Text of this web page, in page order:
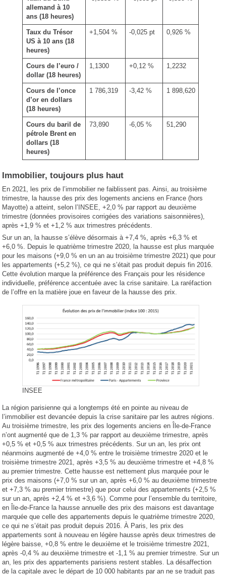
allemand à 10
ans (18 heures)
Taux du Trésor
US à 10 ans (18
heures)
+1,504 % -0,025 pt 0,926 %
Cours de l’euro /
dollar (18 heures)
1,1300 +0,12 % 1,2232
Cours de l’once
d’or en dollars
(18 heures)
1 786,319 -3,42 % 1 898,620
Cours du baril de
pétrole Brent en
dollars (18
heures)
73,890 -6,05 % 51,290
Immobilier, toujours plus haut
En 2021, les prix de l’immobilier ne faiblissent pas. Ainsi, au troisième
trimestre, la hausse des prix des logements anciens en France (hors
Mayotte) a atteint, selon l’INSEE, +2,0 % par rapport au deuxième
trimestre (données provisoires corrigées des variations saisonnières),
après +1,9 % et +1,2 % aux trimestres précédents.
Sur un an, la hausse s’élève désormais à +7,4 %, après +6,3 % et
+6,0 %. Depuis le quatrième trimestre 2020, la hausse est plus marquée
pour les maisons (+9,0 % en un an au troisième trimestre 2021) que pour
les appartements (+5,2 %), ce qui ne s’était pas produit depuis fin 2016.
Cette évolution marque la préférence des Français pour les résidence
individuelle, préférence accentuée avec la crise sanitaire. La raréfaction
de l’offre en la matière joue en faveur de la hausse des prix.
INSEE
La région parisienne qui a longtemps été en pointe au niveau de
l’immobilier est devancée depuis la crise sanitaire par les autres régions.
Au troisième trimestre, les prix des logements anciens en Île-de-France
n’ont augmenté que de 1,3 % par rapport au deuxième trimestre, après
+0,5 % et +0,5 % aux trimestres précédents. Sur un an, les prix ont
néanmoins augmenté de +4,0 % entre le troisième trimestre 2020 et le
troisième trimestre 2021, après +3,5 % au deuxième trimestre et +4,8 %
au premier trimestre. Cette hausse est nettement plus marquée pour le
prix des maisons (+7,0 % sur un an, après +6,0 % au deuxième trimestre
et +7,3 % au premier trimestre) que pour celui des appartements (+2,5 %
sur un an, après +2,4 % et +3,6 %). Comme pour l’ensemble du territoire,
en Île-de-France la hausse annuelle des prix des maisons est davantage
marquée que celle des appartements depuis le quatrième trimestre 2020,
ce qui ne s’était pas produit depuis 2016. À Paris, les prix des
appartements sont à nouveau en légère hausse après deux trimestres de
légère baisse, +0,8 % entre le deuxième et le troisième trimestre 2021,
après -0,4 % au deuxième trimestre et -1,1 % au premier trimestre. Sur un
an, les prix des appartements parisiens restent stables. La désaffection
de la capitale avec le départ de 10 000 habitants par an ne se traduit pas